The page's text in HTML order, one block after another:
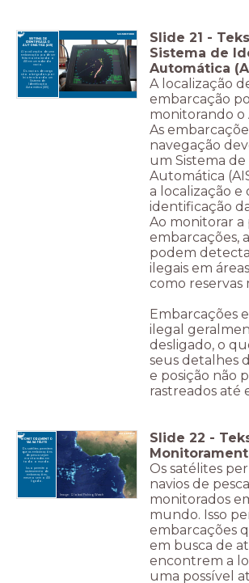
SISTEMA DE
IDENTIFICAÇÃO
AUTOMÁTICA (AIS)
A localização de uma
embarcação pode ser
feita monitorando o
AIS em um radar do
navio.
Os navios de carga
são obrigados por
lei a ter a bordo um
Sistema de
Identificação
Automática (AIS).
Slide 21 -
Sistema de
Automática
A localização
embarcação
monitorando o
As
navegação
um Sistema
Automática
a localização e
identificação
Ao monitorar a
embarcações,
podem
ilegais em
como reservas
Embarcações
ilegal
desligado, o
seus detalhes
e posição não
rastreados até
Image: Global Fishing Watch
MONITORAMENTO
VIA SATÉLITE
Os satélites permitem
que as embarcações
de pesca sejam
monitoradas em
todo o mundo.
Isso permite o
rastreamento de
embarcações,
mesmo sem o AIS
ligado.
Slide 22 -
Os satélites
navios de
monitorados
mundo. Isso
embarcações
em busca de
encontrem a
uma possível